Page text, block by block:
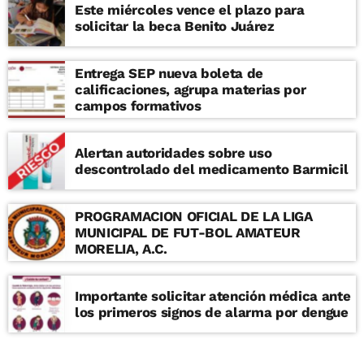
Este miércoles vence el plazo para
solicitar la beca Benito Juárez
Entrega SEP nueva boleta de
calificaciones, agrupa materias por
campos formativos
Alertan autoridades sobre uso
descontrolado del medicamento Barmicil
PROGRAMACION OFICIAL DE LA LIGA
MUNICIPAL DE FUT-BOL AMATEUR
MORELIA, A.C.
Importante solicitar atención médica ante
los primeros signos de alarma por dengue